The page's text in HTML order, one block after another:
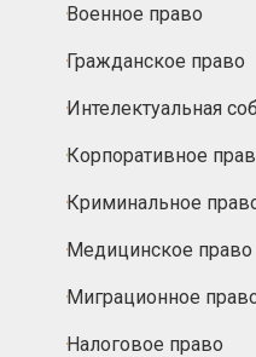
Военное право
Гражданское право
Интелектуальная
Корпоративное
Криминальное
Медицинское право
Миграционное
Налоговое право